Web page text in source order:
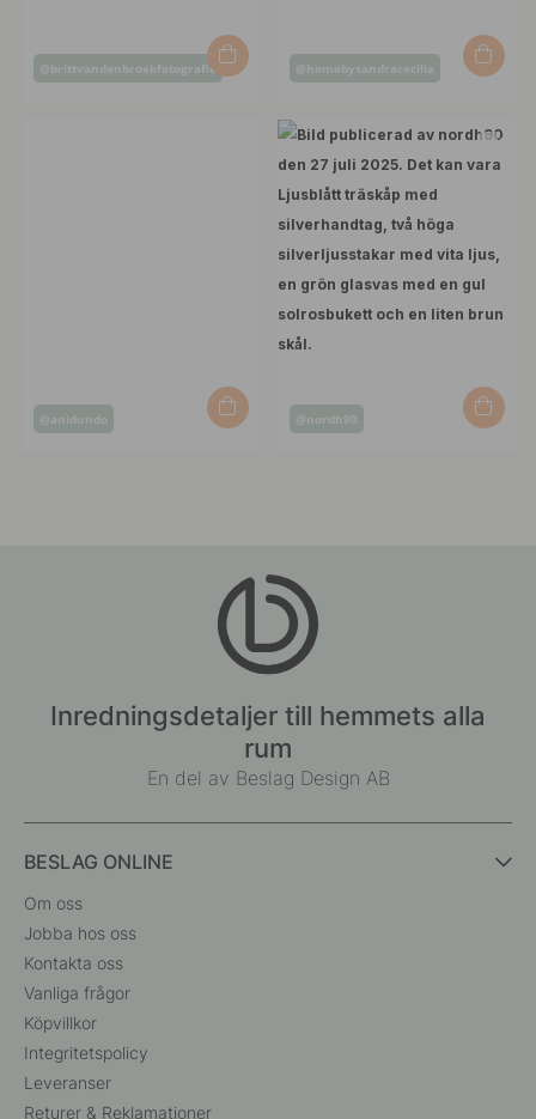
Inlägg
@brittvandenbroekfotografie
Inlägg
av
@homebysandracecilia
Inlägg
@anidundo
Inlägg
@nordh90
Inredningsdetaljer till hemmets alla
rum
En del av Beslag Design AB
BESLAG ONLINE
Om oss
Jobba hos oss
Kontakta oss
Vanliga frågor
Köpvillkor
Integritetspolicy
Leveranser
Returer & Reklamationer